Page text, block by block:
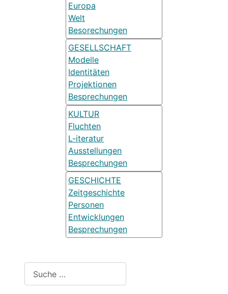
Europa
Welt
Besorechungen
GESELLSCHAFT
Modelle
Identitäten
Projektionen
Besprechungen
KULTUR
Fluchten
L-iteratur
Ausstellungen
Besprechungen
GESCHICHTE
Zeitgeschichte
Personen
Entwicklungen
Besprechungen